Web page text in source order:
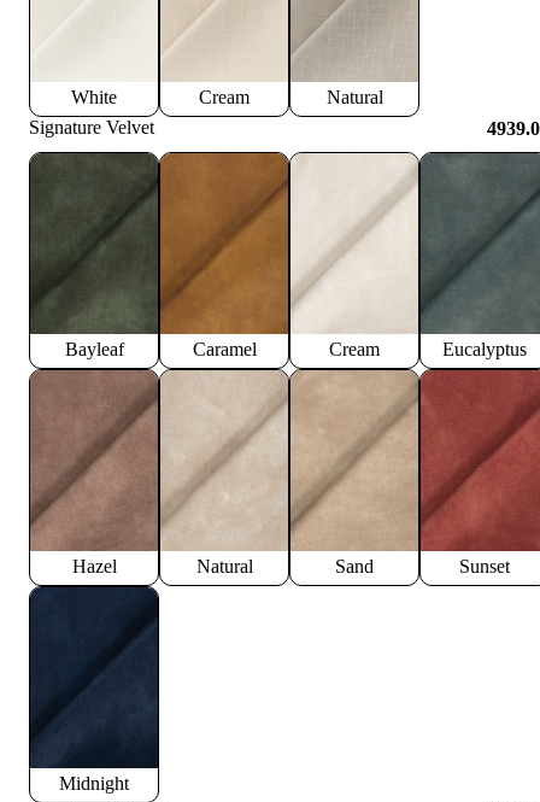
White Cream
Natural
Signature Velvet
Bayleaf Caramel Cream Eucalyptus
Hazel Natural Sand Sunset
Midnight